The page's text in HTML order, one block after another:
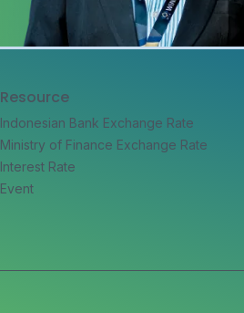
Resource
Indonesian Bank Exchange Rate
Ministry of Finance Exchange Rate
Interest Rate
Event